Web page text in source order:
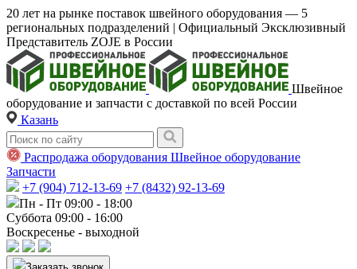
20 лет на рынке поставок швейного оборудования — 5
региональных подразделений | Официальный Эксклюзивный
Представитель ZOJE в России
Швейное
оборудование и запчасти с доставкой по всей России
Казань
Распродажа оборудования Швейное оборудование
Запчасти
+7 (904) 712-13-69 +7 (8432) 92-13-69
Пн - Пт 09:00 - 18:00
Суббота 09:00 - 16:00
Воскресенье - выходной